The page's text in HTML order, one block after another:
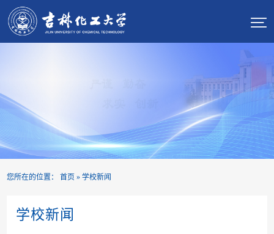

您所在的位置：首页 »学校新闻
学校新闻